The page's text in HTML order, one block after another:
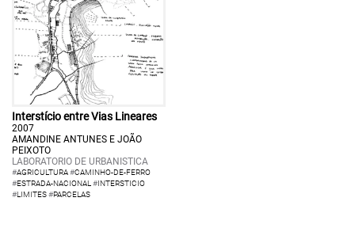
Interstício entre Vias Lineares
2007
AMANDINE ANTUNES E JOÃO
PEIXOTO
LABORATORIO DE URBANISTICA
#AGRICULTURA#CAMINHO-DE-FERRO
#ESTRADA-NACIONAL# INTERSTICIO
#LIMITES#PARCELAS